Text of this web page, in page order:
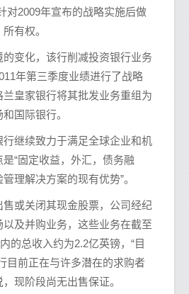
对2009年宣布的战略实施后做
有权。
变化，该行削减投资银行业务
年第三季度业绩进行了战略
皇家银行将其批发业务重组为
国际银行。
继续致力于满足全球企业和机
“固定收益，外汇，债务融
理解决方案的现有优势”。
或关闭其现金股票，公司经纪
及并购业务，这些业务在截至
的总收入约为2.2亿英镑，“目
目前正在与许多潜在的求购者
现阶段尚无出售保证。